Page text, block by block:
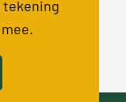
tekening